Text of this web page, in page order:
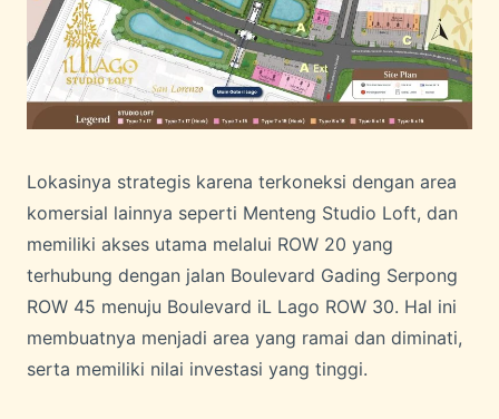
Lokasinya strategis karena terkoneksi dengan area
komersial lainnya seperti Menteng Studio Loft, dan
memiliki akses utama melalui ROW 20 yang
terhubung dengan jalan Boulevard Gading Serpong
ROW 45 menuju Boulevard iL Lago ROW 30. Hal ini
membuatnya menjadi area yang ramai dan diminati,
serta memiliki nilai investasi yang tinggi.